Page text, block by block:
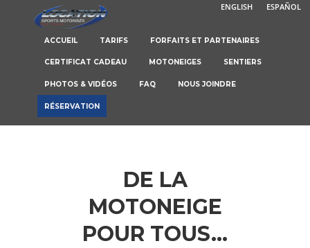
ENGLISH ESPAÑOL
ACCUEIL TARIFS FORFAITS ET PARTENAIRES
CERTIFICAT CADEAU MOTONEIGES SENTIERS
PHOTOS & VIDÉOS FAQ NOUS JOINDRE
RÉSERVATION
DE LA
MOTONEIGE
POUR TOUS...